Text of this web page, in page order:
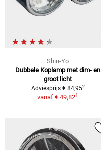
Shin-Yo
Dubbele Koplamp met dim- en
groot licht
Adviesprijs € 84,952
vanaf € 49,821